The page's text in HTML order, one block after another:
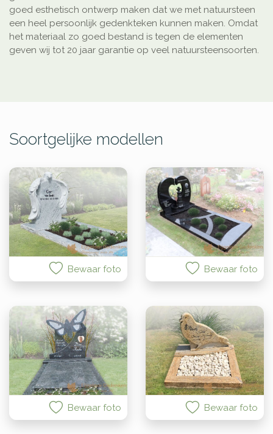
goed esthetisch ontwerp maken dat we met natuursteen
een heel persoonlijk gedenkteken kunnen maken. Omdat
het materiaal zo goed bestand is tegen de elementen
geven wij tot 20 jaar garantie op veel natuursteensoorten.
Soortgelijke modellen
Bewaar foto Bewaar foto
Bewaar foto Bewaar foto